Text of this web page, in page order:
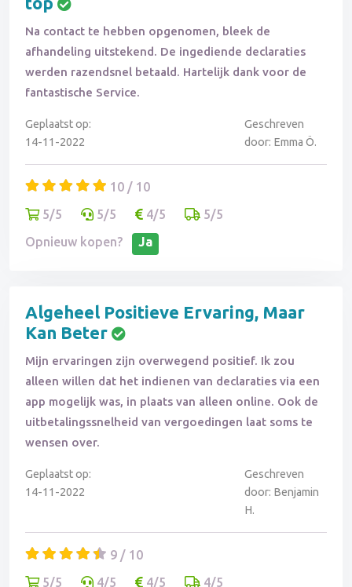
Na contact te hebben opgenomen, bleek de
afhandeling uitstekend. De ingediende declaraties
werden razendsnel betaald. Hartelijk dank voor de
fantastische Service.
Geplaatst op:
14-11-2022
Geschreven
door: Emma Ö.
10 / 10
5/5
5/5 4/5
5/5
Opnieuw kopen?
Ja
Algeheel Positieve Ervaring, Maar
Kan Beter
Mijn ervaringen zijn overwegend positief. Ik zou
alleen willen dat het indienen van declaraties via een
app mogelijk was, in plaats van alleen online. Ook de
uitbetalingssnelheid van vergoedingen laat soms te
wensen over.
Geplaatst op:
14-11-2022
Geschreven
door: Benjamin
H.
9 / 10
5/5
4/5 4/5 4/5